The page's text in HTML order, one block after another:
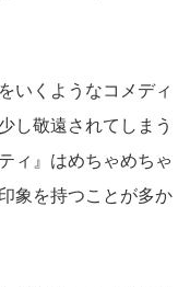
いくようなコメディ
し敬遠されてしまう
ィ』はめちゃめちゃ
象を持つことが多か